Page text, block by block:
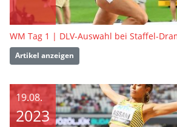
WM Tag 1 | DLV-Auswahl bei Staffel-
Artikel anzeigen
19.08.
2023